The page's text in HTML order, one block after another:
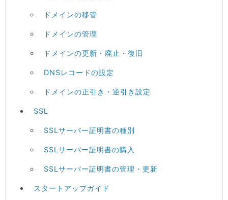
ドメインの移管
ドメインの管理
ドメインの更新・廃止・復旧
DNSレコードの設定
ドメインの正引き・逆引き設定
SSL
SSLサーバー証明書の種別
SSLサーバー証明書の購入
SSLサーバー証明書の管理・更新
スタートアップガイド